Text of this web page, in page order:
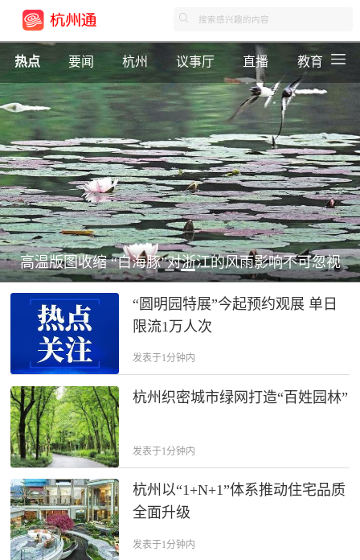
热点 要闻 杭州 议事厅 直播 教育
高温版图收缩 “白海豚”对浙江的风雨影响不可忽视
“圆明园特展”今起预约观展 单日
限流1万人次
发表于1分钟内
杭州织密城市绿网打造“百姓园林”
发表于1分钟内
杭州以“1+N+1”体系推动住宅品质
全面升级
发表于1分钟内